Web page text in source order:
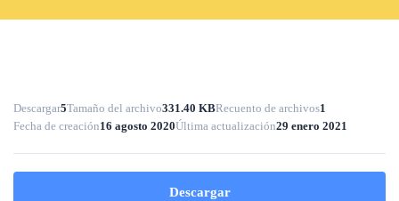
Descargar5Tamaño del archivo331.40 KBRecuento de archivos1
Fecha de creación16 agosto 2020Última actualización29 enero 2021
Descargar